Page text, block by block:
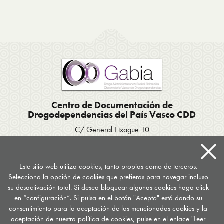
Centro de Documentación de
Drogodependencias del País Vasco CDD
C/ General Etxague 10
Apartado postal 667
documentacion@drogomedia.com
Síguenos en...
Este sitio web utiliza cookies, tanto propias como de terceros.
Selecciona la opción de cookies que prefieras para navegar incluso
su desactivación total. Si desea bloquear algunas cookies haga click
en “configuración”. Si pulsa en el botón "Acepto" está dando su
consentimiento para la aceptación de las mencionadas cookies y la
aceptación de nuestra política de cookies, pulse en el enlace "Leer